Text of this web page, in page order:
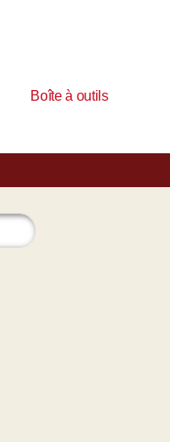
Boîte à outils